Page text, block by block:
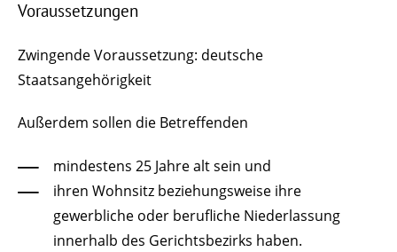
Voraussetzungen
Zwingende Voraussetzung: deutsche
Staatsangehörigkeit
Außerdem sollen die Betreffenden
mindestens 25 Jahre alt sein und
ihren Wohnsitz beziehungsweise ihre
gewerbliche oder berufliche Niederlassung
innerhalb des Gerichtsbezirks haben.